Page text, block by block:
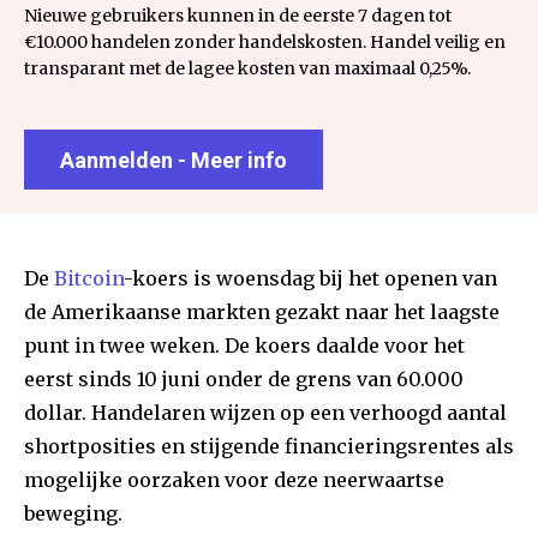
Nieuwe gebruikers kunnen in de eerste 7 dagen tot
€10.000 handelen zonder handelskosten. Handel veilig en
transparant met de lagee kosten van maximaal 0,25%.
Aanmelden - Meer info
De Bitcoin-koers is woensdag bij het openen van
de Amerikaanse markten gezakt naar het laagste
punt in twee weken. De koers daalde voor het
eerst sinds 10 juni onder de grens van 60.000
dollar. Handelaren wijzen op een verhoogd aantal
shortposities en stijgende financieringsrentes als
mogelijke oorzaken voor deze neerwaartse
beweging.